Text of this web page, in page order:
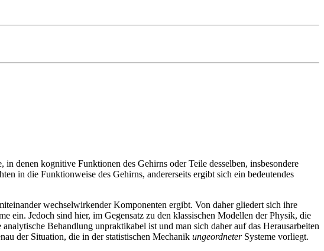
denen kognitive Funktionen des Gehirns oder Teile desselben, insbesondere
in die Funktionweise des Gehirns, andererseits ergibt sich ein bedeutendes
wechselwirkender Komponenten ergibt. Von daher gliedert sich ihre
ein. Jedoch sind hier, im Gegensatz zu den klassischen Modellen der Physik, die
Behandlung unpraktikabel ist und man sich daher auf das Herausarbeiten
der Situation, die in der statistischen Mechanik ungeordneterSysteme vorliegt.